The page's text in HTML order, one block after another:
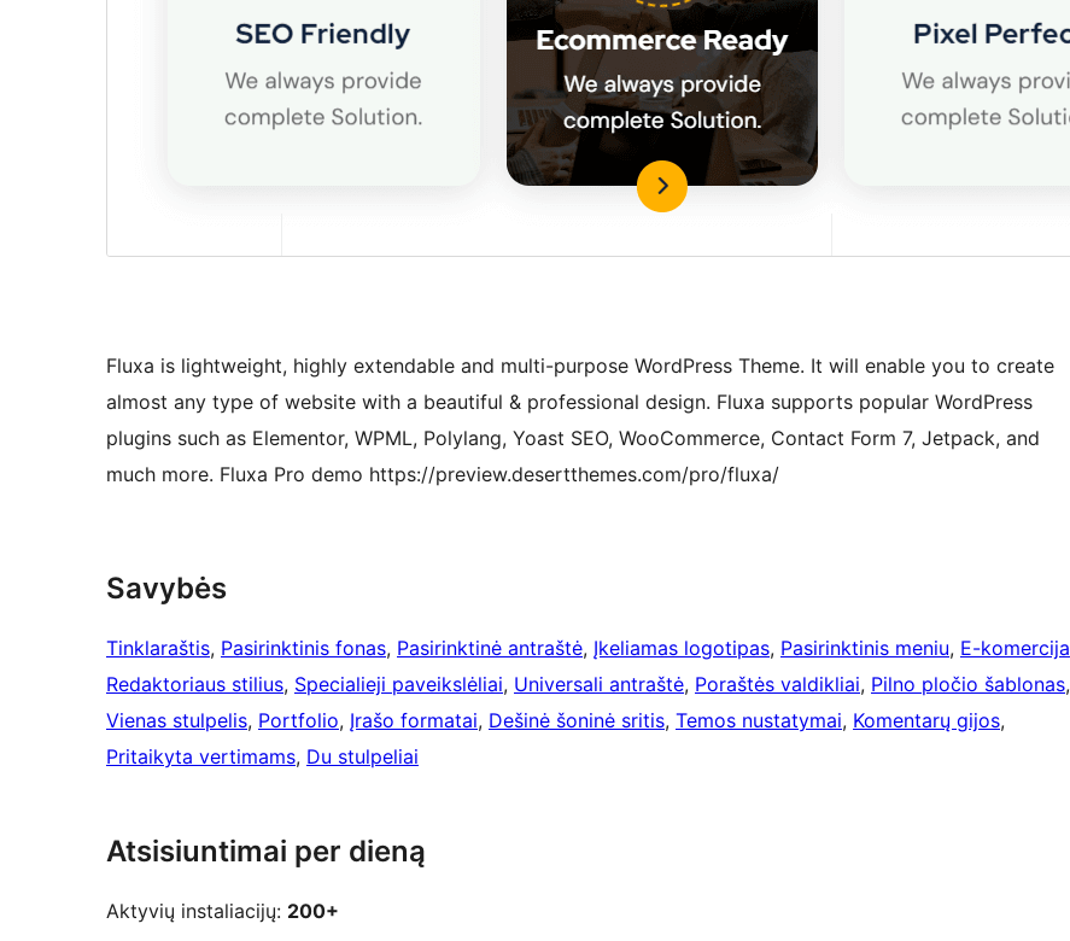
Fluxa is lightweight, highly extendable and multi-purpose WordPress Theme. It will enable you to create
almost any type of website with a beautiful & professional design. Fluxa supports popular WordPress
plugins such as Elementor, WPML, Polylang, Yoast SEO, WooCommerce, Contact Form 7, Jetpack, and
much more. Fluxa Pro demo https://preview.desertthemes.com/pro/fluxa/
Savybės
Tinklaraštis, Pasirinktinis fonas, Pasirinktinė antraštė, Įkeliamas logotipas, Pasirinktinis meniu, E-komercija
Redaktoriaus stilius, Specialieji paveikslėliai, Universali antraštė, Poraštės valdikliai, Pilno pločio šablonas
Vienas stulpelis, Portfolio, Įrašo formatai, Dešinė šoninė sritis, Temos nustatymai, Komentarų gijos
Pritaikyta vertimams, Du stulpeliai
Atsisiuntimai per dieną
Aktyvių instaliacijų: 200+